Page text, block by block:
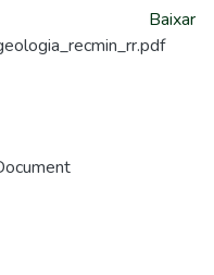
Baixar